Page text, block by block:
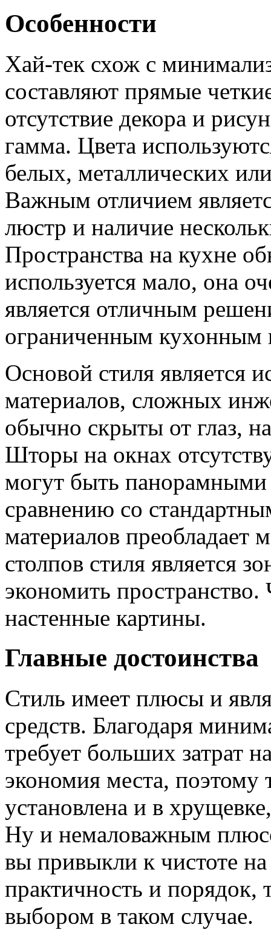
Особенности
Хай-тек схож с
составляют прямые
отсутствие декора и
гамма. Цвета
белых, металлических
Важным отличием
люстр и наличие
Пространства на кухне
используется мало, она
является отличным
ограниченным кухонным
Основой стиля является
материалов, сложных
обычно скрыты от глаз,
Шторы на окнах
могут быть
сравнению со
материалов преобладает
столпов стиля является
экономить пространство.
настенные картины.
Главные достоинства
Стиль имеет плюсы и
средств. Благодаря
требует больших затрат
экономия места, поэтому
установлена и в
Ну и немаловажным
вы привыкли к чистоте
практичность и порядок,
выбором в таком случае.